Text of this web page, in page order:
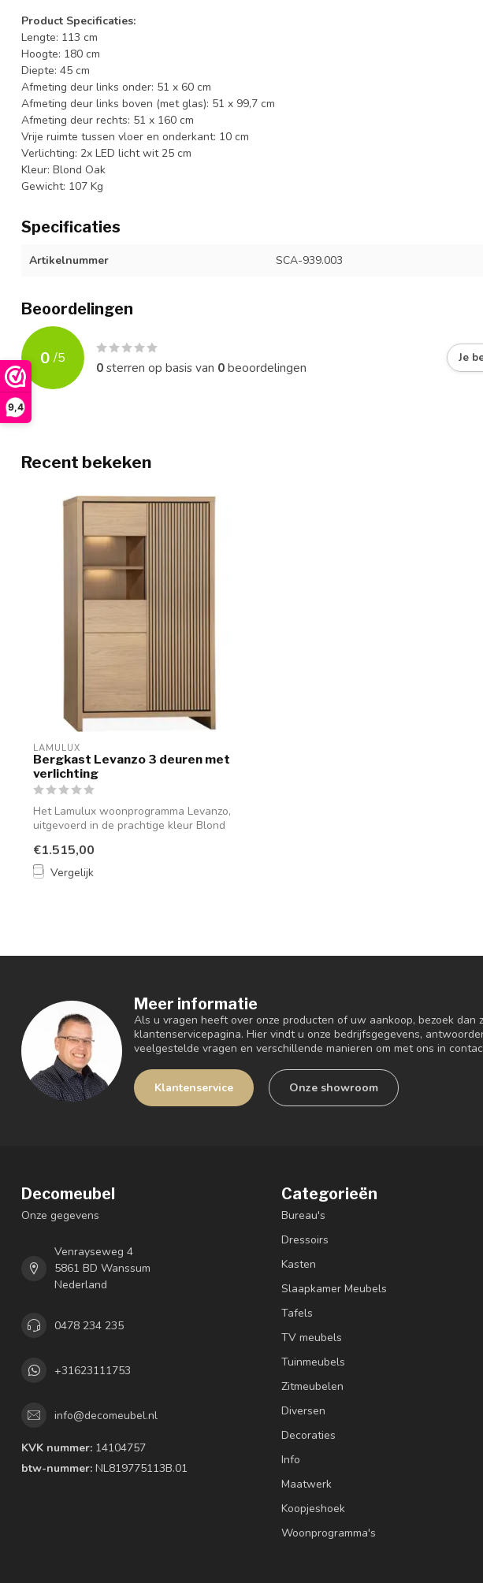
9,4
Product Specificaties:
Lengte: 113 cm
Hoogte: 180 cm
Diepte: 45 cm
Afmeting deur links onder: 51 x 60 cm
Afmeting deur links boven (met glas): 51 x 99,7 cm
Afmeting deur rechts: 51 x 160 cm
Vrije ruimte tussen vloer en onderkant: 10 cm
Verlichting: 2x LED licht wit 25 cm
Kleur: Blond Oak
Gewicht: 107 Kg
Specificaties
Artikelnummer SCA-939.003
Beoordelingen
0 /5
0sterren op basis van 0beoordelingen
Je
Recent bekeken
LAMULUX
Bergkast Levanzo 3 deuren met
verlichting
Het Lamulux woonprogramma Levanzo,
uitgevoerd in de prachtige kleur Blond
€1.515,00
Vergelijk
Meer informatie
Als u vragen heeft over onze producten of uw aankoop, bezoek dan
klantenservicepagina. Hier vindt u onze bedrijfsgegevens,
veelgestelde vragen en verschillende manieren om met ons in
Klantenservice Onze showroom
Decomeubel
Onze gegevens
Venrayseweg 4
5861 BD Wanssum
Nederland
0478 234 235
+31623111753
info@decomeubel.nl
KVK nummer: 14104757
btw-nummer: NL819775113B.01
Categorieën
Bureau's
Dressoirs
Kasten
Slaapkamer Meubels
Tafels
TV meubels
Tuinmeubels
Zitmeubelen
Diversen
Decoraties
Info
Maatwerk
Koopjeshoek
Woonprogramma's